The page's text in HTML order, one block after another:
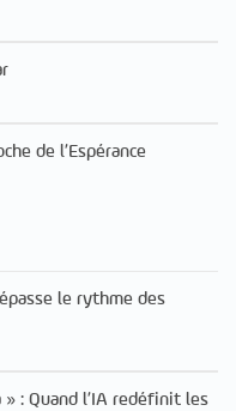
de l’Espérance
le rythme des
: Quand l’IA redéfinit les